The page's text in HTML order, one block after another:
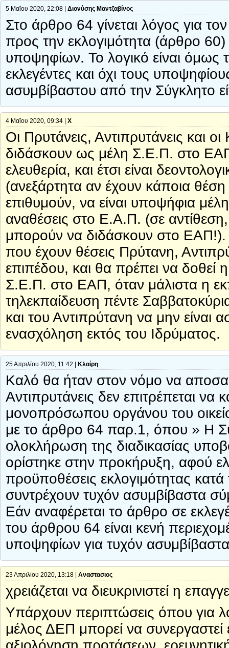
5 Μαΐου 2020, 22:08 | Διονύσης Μαντζαβίνος
Στο άρθρο 64 γίνεται λόγος για
προς την εκλογιμότητα (άρθρο
υποψηφίων. Το λογικό είναι όμως
εκλεγέντες και όχι τους
ασυμβίβαστου από την Σύγκλητο
4 Μαΐου 2020, 09:34 | Χ
Οι Πρυτάνεις, Αντιπρυτάνεις και
διδάσκουν ως μέλη Σ.Ε.Π. στο
ελευθερία, και έτσι είναι
(ανεξάρτητα αν έχουν κάποια
επιθυμούν, να είναι υποψήφια
αναθέσεις στο Ε.Α.Π. (σε
μπορούν να διδάσκουν στο ΕΑΠ!).
που έχουν θέσεις Πρύτανη,
επιπέδου, και θα πρέπει να δοθεί
Σ.Ε.Π. στο ΕΑΠ, όταν μάλιστα η
τηλεκπαίδευση πέντε
και του Αντιπρύτανη να μην είναι
ενασχόληση εκτός του Ιδρύματος.
25 Απριλίου 2020, 11:42 | Κλαίρη
Καλό θα ήταν στον νόμο να
Αντιπρυτάνεις δεν επιτρέπεται
μονοπρόσωπου οργάνου του
με το άρθρο 64 παρ.1, όπου » Η
ολοκλήρωση της διαδικασίας
ορίστηκε στην προκήρυξη, αφού
προϋποθέσεις εκλογιμότητας
συντρέχουν τυχόν ασυμβίβαστα
Εάν αναφέρεται το άρθρο σε
του άρθρου 64 είναι κενή
υποψηφίων για τυχόν
23 Απριλίου 2020, 13:18 | Αναστασιος
χρειάζεται να διευκρινιστεί η
Υπάρχουν περιπτώσεις όπου για
μέλος ΔΕΠ μπορεί να συνεργαστεί